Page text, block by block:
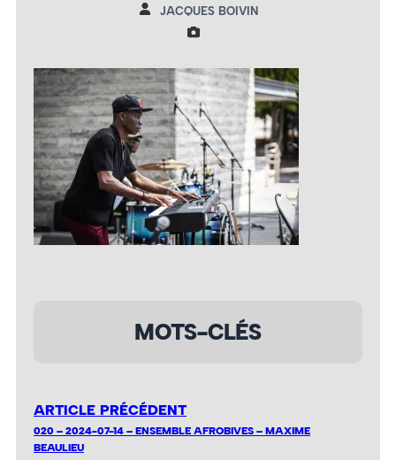
JACQUES BOIVIN
MOTS-CLÉS
ARTICLE PRÉCÉDENT
020 – 2024-07-14 – ENSEMBLE AFROBIVES – MAXIME
BEAULIEU